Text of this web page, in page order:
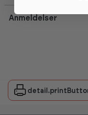
Anmeldelser